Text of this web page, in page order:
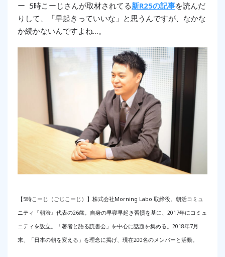
ー 5時こーじさんが取材されてる新R25の記事を読んだ
りして、「早起きっていいな」と思うんですが、なかな
か続かないんですよね…。
【5時こーじ（ごじこーじ）】株式会社Morning Labo 取締役。朝活コミュ
ニティ『朝渋』代表の26歳。自身の早寝早起き習慣を基に、2017年にコミュ
ニティを設立。「著者と語る読書会」を中心に話題を集める。2018年7月
末、「日本の朝を変える」を理念に掲げ、現在200名のメンバーと活動。